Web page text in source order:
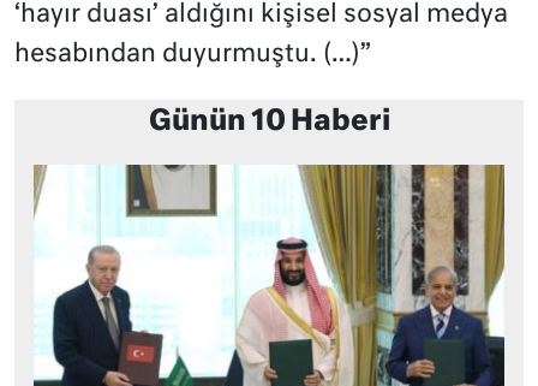
‘hayır duası’ aldığını kişisel sosyal medya
hesabından duyurmuştu. (…)”
Günün 10 Haberi